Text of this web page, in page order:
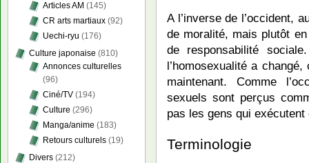
A l’inverse de l’occident,
de moralité, mais plutôt
de responsabilité
l’homosexualité a
maintenant. Comme
sexuels sont perçus
pas les gens qui
Terminologie
Articles AM (145)
CR arts martiaux (92)
Uechi-ryu (176)
Culture japonaise (810)
Annonces culturelles
(96)
Ciné/TV (194)
Culture (296)
Manga/anime (183)
Retours culturels (19)
Divers (212)